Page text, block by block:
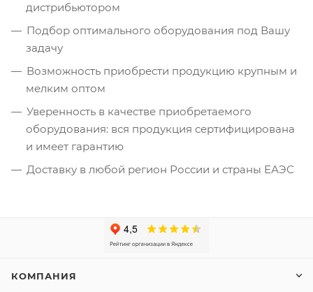
дистрибьютором
Подбор оптимального оборудования под Вашу
задачу
Возможность приобрести продукцию крупным и
мелким оптом
Уверенность в качестве приобретаемого
оборудования: вся продукция сертифицирована
и имеет гарантию
Доставку в любой регион России и страны ЕАЭС
КОМПАНИЯ